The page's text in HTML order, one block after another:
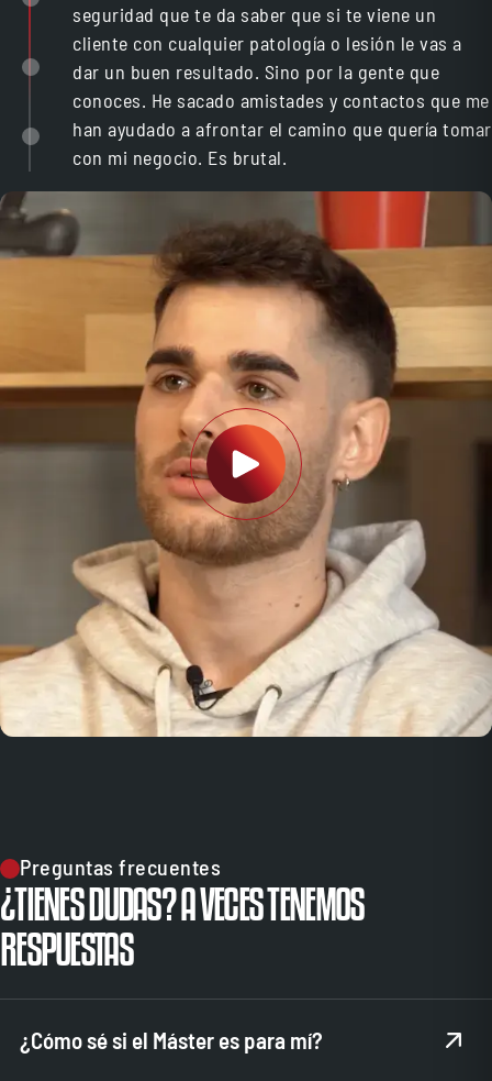
seguridad que te da saber que si te viene un
cliente con cualquier patología o lesión le vas a
dar un buen resultado. Sino por la gente que
conoces. He sacado amistades y contactos que me
han ayudado a afrontar el camino que quería tomar
con mi negocio. Es brutal.
Preguntas frecuentes
¿TIENES DUDAS? A VECES TENEMOS
RESPUESTAS
¿Cómo sé si el Máster es para mí?